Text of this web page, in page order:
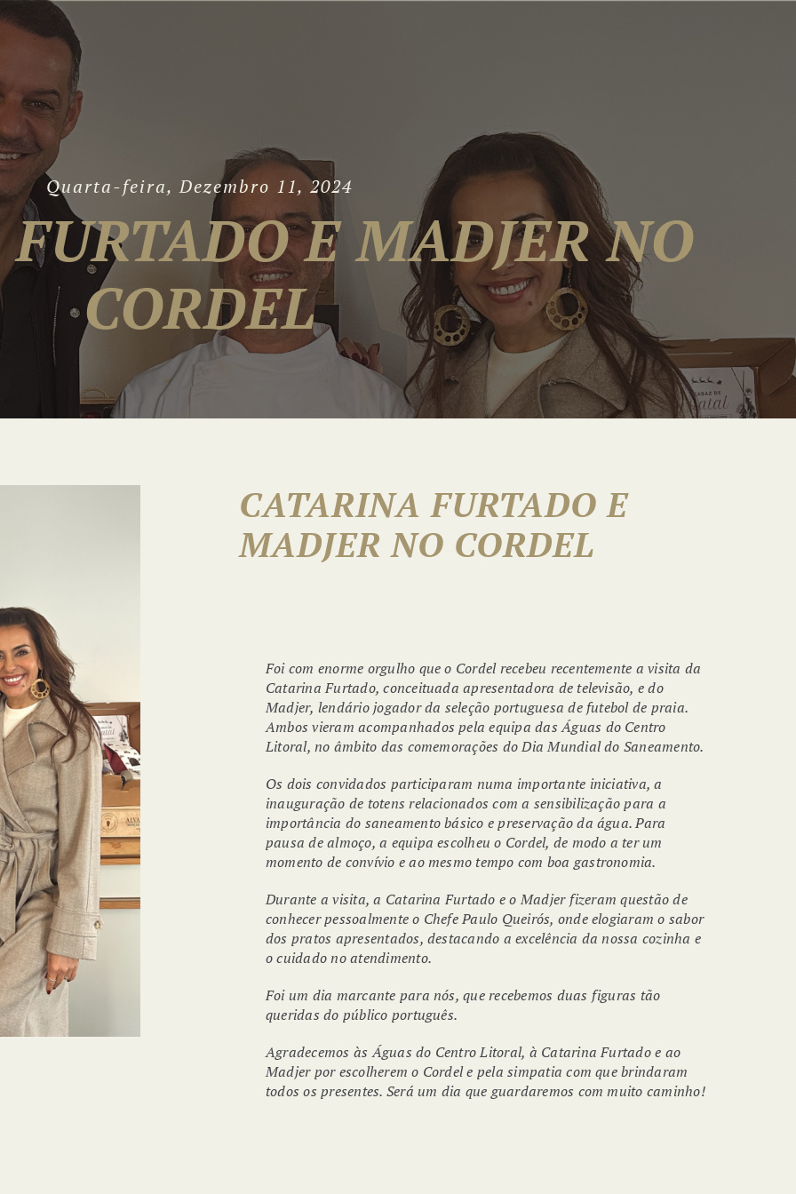
Quarta-feira, Dezembro 11, 2024
E MADJER NO
CORDEL
CATARINA FURTADO E
MADJER NO CORDEL
Foi com enorme orgulho que o Cordel recebeu recentemente a visita da
Catarina Furtado, conceituada apresentadora de televisão, e do
Madjer, lendário jogador da seleção portuguesa de futebol de praia.
Ambos vieram acompanhados pela equipa das Águas do Centro
Litoral, no âmbito das comemorações do Dia Mundial do Saneamento.
Os dois convidados participaram numa importante iniciativa, a
inauguração de totens relacionados com a sensibilização para a
importância do saneamento básico e preservação da água. Para
pausa de almoço, a equipa escolheu o Cordel, de modo a ter um
momento de convívio e ao mesmo tempo com boa gastronomia.
Durante a visita, a Catarina Furtado e o Madjer fizeram questão de
conhecer pessoalmente o Chefe Paulo Queirós, onde elogiaram o sabor
dos pratos apresentados, destacando a excelência da nossa cozinha e
o cuidado no atendimento.
Foi um dia marcante para nós, que recebemos duas figuras tão
queridas do público português.
Agradecemos às Águas do Centro Litoral, à Catarina Furtado e ao
Madjer por escolherem o Cordel e pela simpatia com que brindaram
todos os presentes. Será um dia que guardaremos com muito caminho!